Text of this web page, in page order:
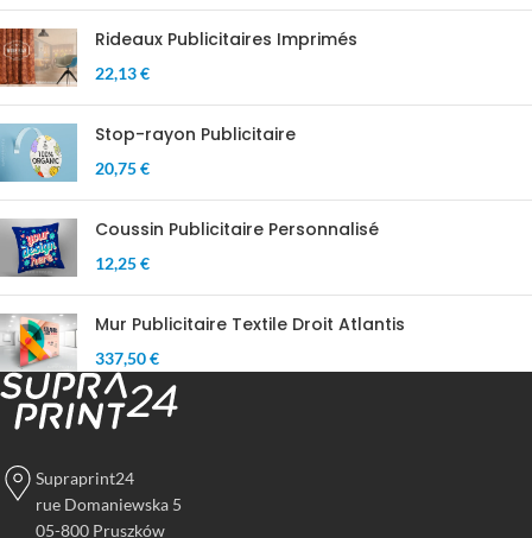
Rideaux Publicitaires Imprimés
22,13 €
Stop-rayon Publicitaire
20,75 €
Coussin Publicitaire Personnalisé
12,25 €
Mur Publicitaire Textile Droit Atlantis
337,50 €
Supraprint24
rue Domaniewska 5
05-800 Pruszków